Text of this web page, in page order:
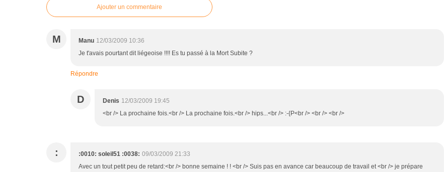
Ajouter un commentaire
M Manu 12/03/2009 10:36
Je t'avais pourtant dit liégeoise !!!! Es tu passé à la Mort Subite ?
Répondre
D Denis 12/03/2009 19:45
<br /> La prochaine fois.<br /> La prochaine fois.<br /> hips...<br /> :-{P<br /> <br /> <br />
: :0010: soleil51 :0038: 09/03/2009 21:33
Avec un tout petit peu de retard:<br /> bonne semaine ! ! <br /> Suis pas en avance car beaucoup de travail et <br /> je prépare